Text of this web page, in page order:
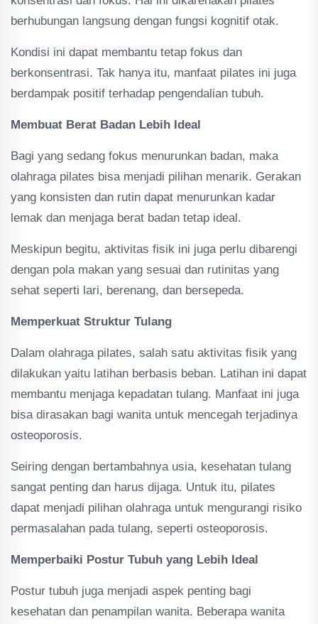
berhubungan langsung dengan fungsi kognitif otak.
Kondisi ini dapat membantu tetap fokus dan
berkonsentrasi. Tak hanya itu, manfaat pilates ini juga
berdampak positif terhadap pengendalian tubuh.
Membuat Berat Badan Lebih Ideal
Bagi yang sedang fokus menurunkan badan, maka
olahraga pilates bisa menjadi pilihan menarik. Gerakan
yang konsisten dan rutin dapat menurunkan kadar
lemak dan menjaga berat badan tetap ideal.
Meskipun begitu, aktivitas fisik ini juga perlu dibarengi
dengan pola makan yang sesuai dan rutinitas yang
sehat seperti lari, berenang, dan bersepeda.
Memperkuat Struktur Tulang
Dalam olahraga pilates, salah satu aktivitas fisik yang
dilakukan yaitu latihan berbasis beban. Latihan ini dapat
membantu menjaga kepadatan tulang. Manfaat ini juga
bisa dirasakan bagi wanita untuk mencegah terjadinya
osteoporosis.
Seiring dengan bertambahnya usia, kesehatan tulang
sangat penting dan harus dijaga. Untuk itu, pilates
dapat menjadi pilihan olahraga untuk mengurangi risiko
permasalahan pada tulang, seperti osteoporosis.
Memperbaiki Postur Tubuh yang Lebih Ideal
Postur tubuh juga menjadi aspek penting bagi
kesehatan dan penampilan wanita. Beberapa wanita